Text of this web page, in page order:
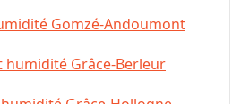
Gomzé-Andoumont
humidité Grâce-Berleur